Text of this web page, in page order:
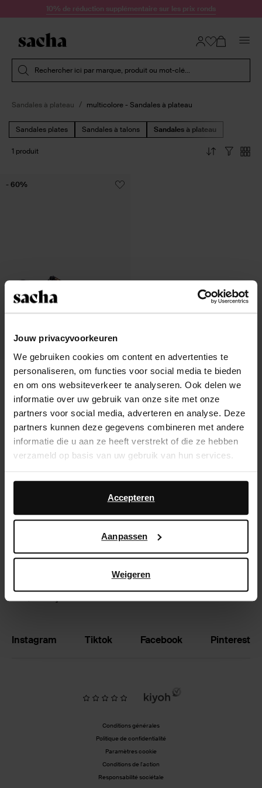
Jouw privacyvoorkeuren
We gebruiken cookies om content en advertenties te
personaliseren, om functies voor social media te bieden
en om ons websiteverkeer te analyseren. Ook delen we
informatie over uw gebruik van onze site met onze
partners voor social media, adverteren en analyse. Deze
partners kunnen deze gegevens combineren met andere
informatie die u aan ze heeft verstrekt of die ze hebben
verzameld op basis van uw gebruik van hun services.
Daarnaast werken wij samen met Google voor
advertentie- en meetdoeleinden. Meer informatie over
hoe Google uw persoonsgegevens gebruikt, vindt u op
Accepteren
Aanpassen
Weigeren
Passer au contenu10% de réduction supplémentaire sur les prix ronds
Rechercher ici par marque, produit ou mot-clé...
Sandales à plateau multicolore - Sandales à plateau
Sandales plates Sandales à talons Sandales à plateau
1 produit
Sandales léopard
84.00
33.60
- 60%
À propos de Sacha
Livraison
Échanger et retourner
BE | Français
Instagram Tiktok Facebook Pinterest
Conditions générales
Politique de confidentialité
Paramètres cookie
Conditions de l'action
Responsabilité sociétale